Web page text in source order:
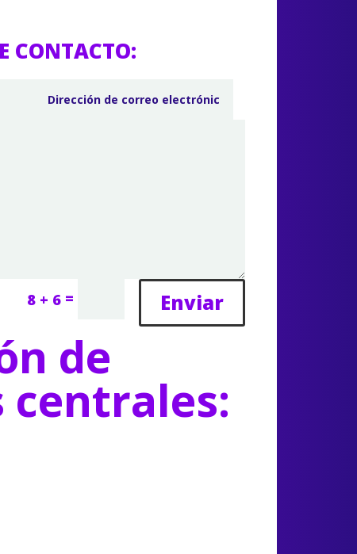
CONTACTO:
8 + 6 = Enviar
de
centrales: